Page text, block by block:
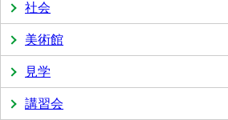
社会
美術館
見学
講習会